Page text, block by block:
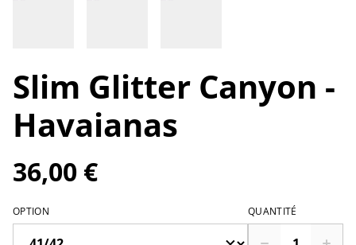
Slim Glitter Canyon -
Havaianas
36,00 €
OPTION QUANTITÉ